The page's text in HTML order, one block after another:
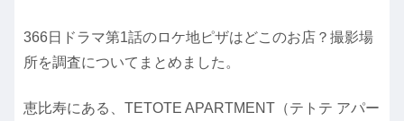
366日ドラマ第1話のロケ地ピザはどこのお店？撮影場
所を調査についてまとめました。
恵比寿にある、 TETOTE APARTMENT （テトテ アパー